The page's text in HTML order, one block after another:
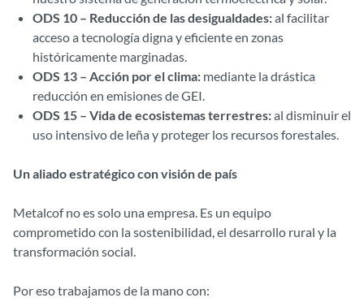
ODS 10 – Reducción de las desigualdades:al facilitar
acceso a tecnología digna y eficiente en zonas
históricamente marginadas.
ODS 13 – Acción por el clima: mediante la drástica
reducción en emisiones de GEI.
ODS 15 – Vida de ecosistemas terrestres:al disminuir el
uso intensivo de leña y proteger los recursos forestales.
Un aliado estratégico con visión de país
Metalcof no es solo una empresa. Es un equipo
comprometido con la sostenibilidad, el desarrollo rural y la
transformación social.
Por eso trabajamos de la mano con: